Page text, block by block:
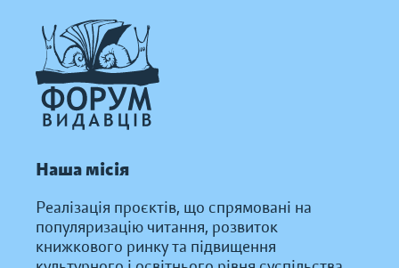
Наша місія
Реалізація проєктів, що спрямовані на
популяризацію читання, розвиток
книжкового ринку та підвищення